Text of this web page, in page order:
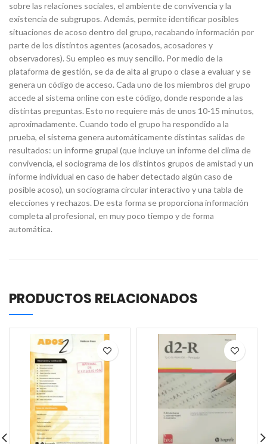
sobre las relaciones sociales, el ambiente de convivencia y la
existencia de subgrupos. Además, permite identificar posibles
situaciones de acoso dentro del grupo, recabando información por
parte de los distintos agentes (acosados, acosadores y
observadores). Su empleo es muy sencillo. Por medio de la
plataforma de gestión, se da de alta al grupo o clase a evaluar y se
genera un código de acceso. Cada uno de los miembros del grupo
accede al sistema online con este código, donde responde a las
distintas preguntas. Esto no requiere más de unos 10-15 minutos,
aproximadamente. Cuando todo el grupo ha respondido a la
prueba, el sistema genera automáticamente distintas salidas de
resultados: un informe grupal (que incluye un informe del clima de
convivencia, el sociograma de los distintos grupos de amistad y un
informe individual en caso de haber detectado algún caso de
posible acoso), un sociograma circular interactivo y una tabla de
elecciones y rechazos. De esta forma se proporciona información
completa al profesional, en muy poco tiempo y de forma
automática.
PRODUCTOS RELACIONADOS